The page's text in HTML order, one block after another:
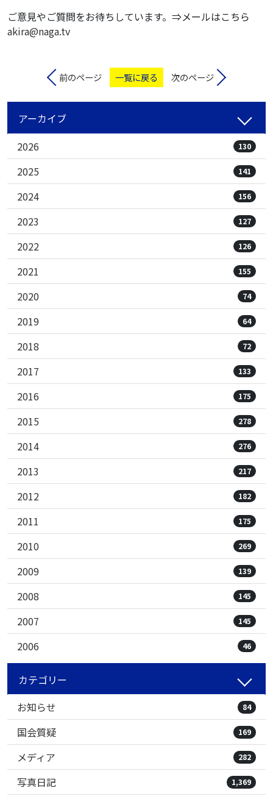
ご意見やご質問をお待ちしています。⇒メールはこちら
akira@naga.tv
前のページ 一覧に戻る 次のページ
アーカイブ
2026
130
2025 141
2024 156
2023 127
2022 126
2021 155
2020 74
2019 64
2018 72
2017 133
2016 175
2015 278
2014 276
2013 217
2012 182
2011 175
2010 269
2009 139
2008 145
2007 145
2006 46
カテゴリー
お知らせ
84
国会質疑 169
メディア 282
写真日記 1,369